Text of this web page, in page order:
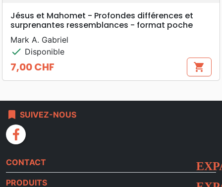
Jésus et Mahomet - Profondes différences et
surprenantes ressemblances - format poche
Mark A. Gabriel
check Disponible
Prix
7,00 CHF shopping_cart
bookmark SUIVEZ-NOUS
facebook
CONTACT
PRODUITS